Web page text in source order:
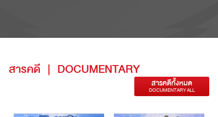
สารคดี | DOCUMENTARY
สารคดีทั้งหมด
DOCUMENTARY ALL